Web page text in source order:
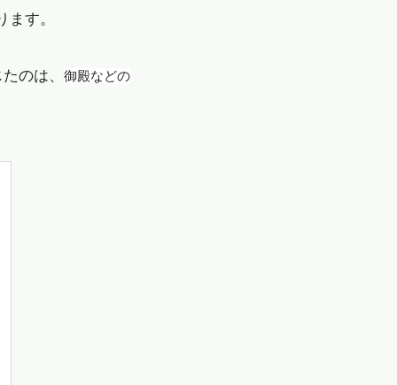
す。
のは、 御殿などの